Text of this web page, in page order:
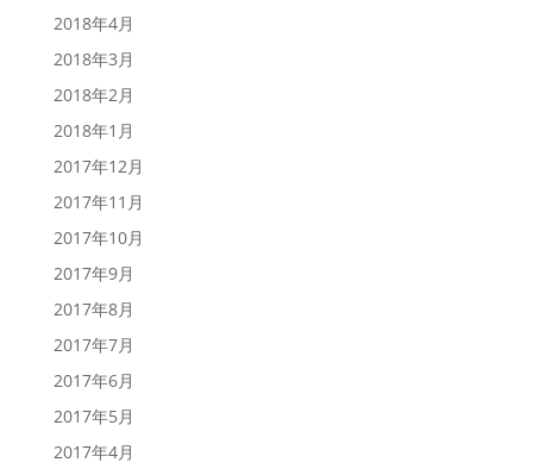
2018年4月
2018年3月
2018年2月
2018年1月
2017年12月
2017年11月
2017年10月
2017年9月
2017年8月
2017年7月
2017年6月
2017年5月
2017年4月